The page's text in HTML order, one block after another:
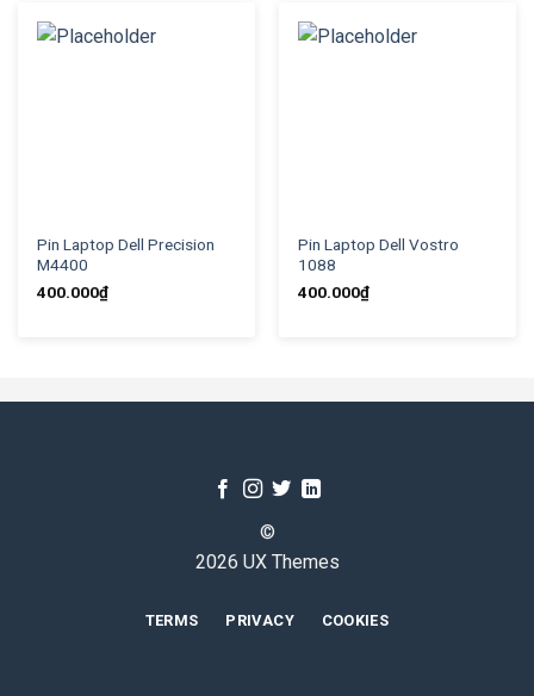
Pin Laptop Dell Precision
M4400
400.000₫
Pin Laptop Dell Vostro
1088
400.000₫
©
2026 UX Themes
TERMS PRIVACY COOKIES